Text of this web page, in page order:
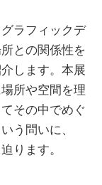
ラフィックデ
との関係性を
します。本展
所や空間を理
その中でめぐ
う問いに、
ります。